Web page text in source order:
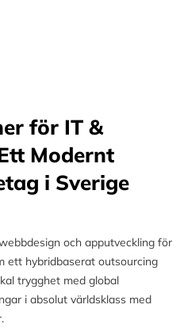
för IT &
Modernt
i Sverige
och apputveckling för
ett hybridbaserat outsourcing
trygghet med global
i absolut världsklass med